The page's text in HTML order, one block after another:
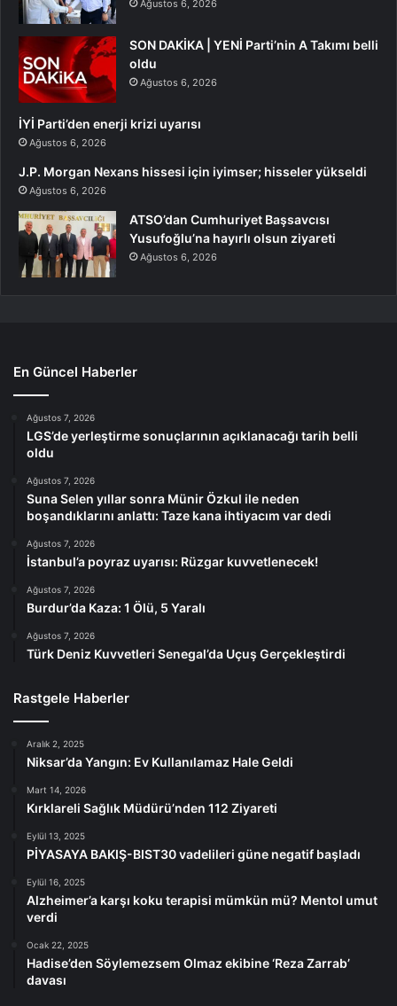
Ağustos 6, 2026
SON DAKİKA | YENİ Parti’nin A Takımı belli
oldu
Ağustos 6, 2026
İYİ Parti’den enerji krizi uyarısı
Ağustos 6, 2026
J.P. Morgan Nexans hissesi için iyimser; hisseler yükseldi
Ağustos 6, 2026
ATSO’dan Cumhuriyet Başsavcısı
Yusufoğlu’na hayırlı olsun ziyareti
Ağustos 6, 2026
En Güncel Haberler
Ağustos 7, 2026
LGS’de yerleştirme sonuçlarının açıklanacağı tarih belli
oldu
Ağustos 7, 2026
Suna Selen yıllar sonra Münir Özkul ile neden
boşandıklarını anlattı: Taze kana ihtiyacım var dedi
Ağustos 7, 2026
İstanbul’a poyraz uyarısı: Rüzgar kuvvetlenecek!
Ağustos 7, 2026
Burdur’da Kaza: 1 Ölü, 5 Yaralı
Ağustos 7, 2026
Türk Deniz Kuvvetleri Senegal’da Uçuş Gerçekleştirdi
Rastgele Haberler
Aralık 2, 2025
Niksar’da Yangın: Ev Kullanılamaz Hale Geldi
Mart 14, 2026
Kırklareli Sağlık Müdürü’nden 112 Ziyareti
Eylül 13, 2025
PİYASAYA BAKIŞ-BIST30 vadelileri güne negatif başladı
Eylül 16, 2025
Alzheimer’a karşı koku terapisi mümkün mü? Mentol umut
verdi
Ocak 22, 2025
Hadise’den Söylemezsem Olmaz ekibine ‘Reza Zarrab’
davası